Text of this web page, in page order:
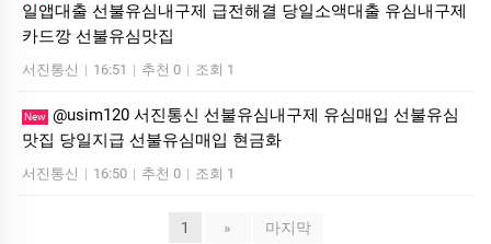
일앱대출 선불유심내구제 급전해결 당일소액대출 유심내구제
카드깡 선불유심맛집
서진통신 | 16:51 | 추천 0 | 조회 1
New @usim120 서진통신 선불유심내구제 유심매입 선불유심
맛집 당일지급 선불유심매입 현금화
서진통신 | 16:50 | 추천 0 | 조회 1
1 » 마지막